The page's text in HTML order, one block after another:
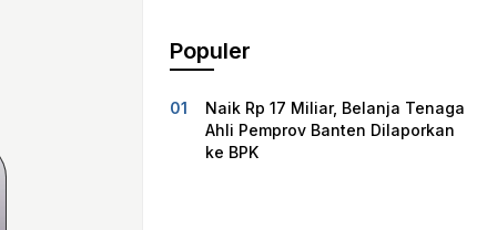
Populer
Naik Rp 17 Miliar, Belanja Tenaga
Ahli Pemprov Banten Dilaporkan
ke BPK